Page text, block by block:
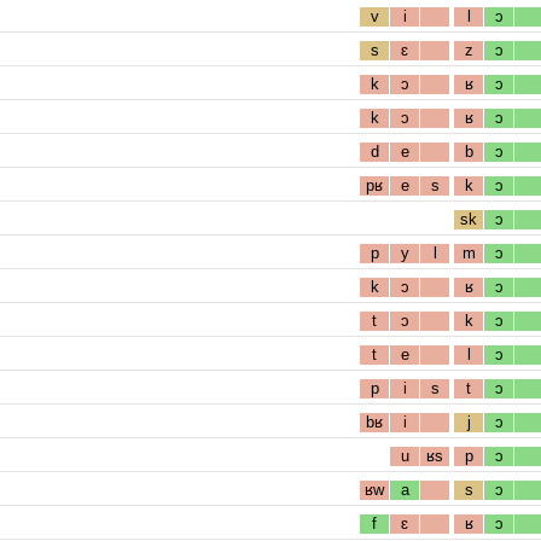
v i l
ɔ
s
ɛ z
ɔ
k
ɔ ʁ
ɔ
k
ɔ ʁ
ɔ
d
e b
ɔ
pʁ
e s k
ɔ
sk
ɔ
p
y l m
ɔ
k
ɔ ʁ
ɔ
t
ɔ k
ɔ
t
e l
ɔ
p
i s t
ɔ
bʁ
i j
ɔ
u
ʁs p
ɔ
ʁw
a s
ɔ
f
ɛ ʁ ɔ